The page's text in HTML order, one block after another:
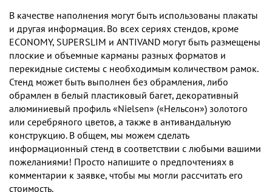
В качестве наполнения могут быть использованы плакаты
и другая информация. Во всех сериях стендов, кроме
ECONOMY, SUPERSLIM и ANTIVAND могут быть размещены
плоские и объемные карманы разных форматов и
перекидные системы с необходимым количеством рамок.
Стенд может быть выполнен без обрамления, либо
обрамлен в белый пластиковый багет, декоративный
алюминиевый профиль «Nielsen» («Нельсон») золотого
или серебряного цветов, а также в антивандальную
конструкцию. В общем, мы можем сделать
информационный стенд в соответствии с любыми вашими
пожеланиями! Просто напишите о предпочтениях в
комментарии к заявке, чтобы мы могли рассчитать его
стоимость.